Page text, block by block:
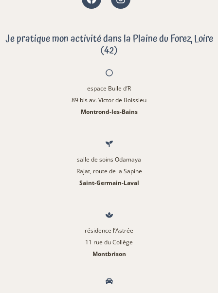
Je pratique mon activité dans la Plaine du Forez, Loire
(42)
espace Bulle d’R
89 bis av. Victor de Boissieu
Montrond-les-Bains
salle de soins Odamaya
Rajat, route de la Sapine
Saint-Germain-Laval
résidence l’Astrée
11 rue du Collège
Montbrison